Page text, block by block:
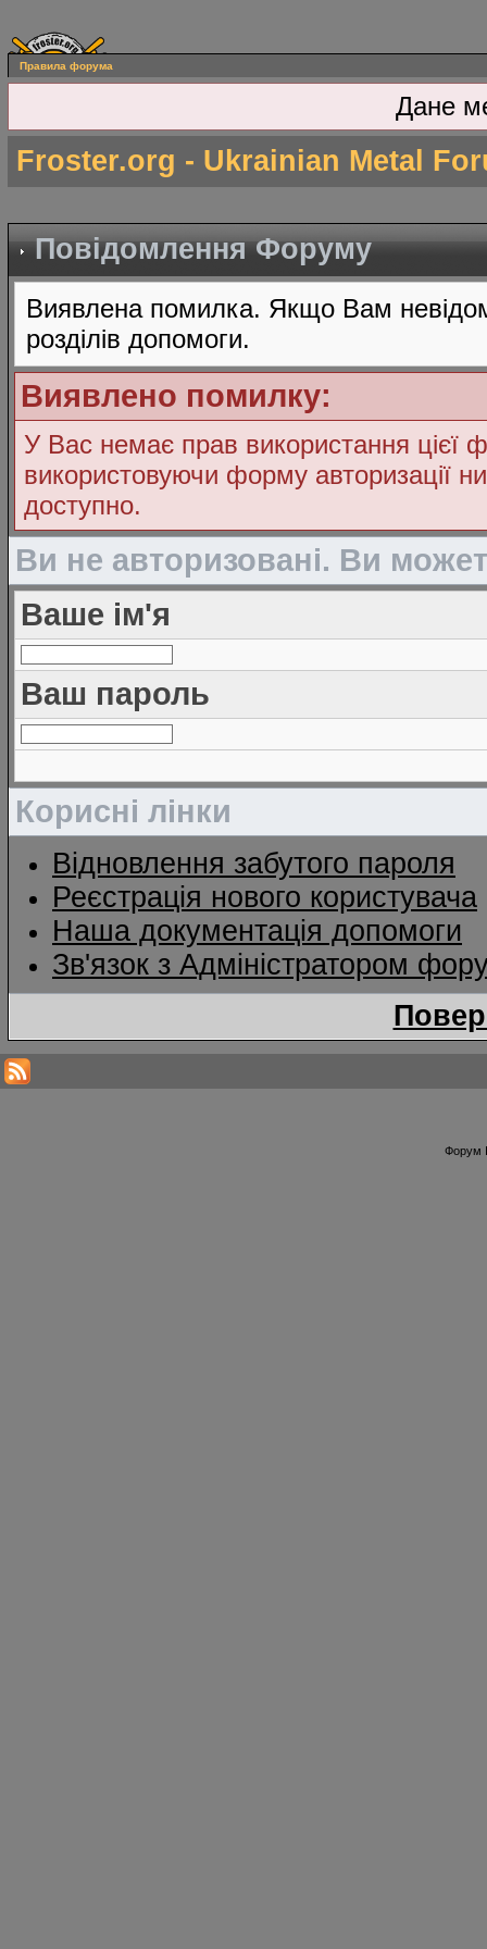
Правила форума
Дане
Froster.org - Ukrainian Metal
Повідомлення Форуму
Виявлена помилка. Якщо Вам
розділів допомоги.
Виявлено помилку:
У Вас немає прав використання цієї
використовуючи форму авторизації
доступно.
Ви не авторизовані. Ви
Ваше ім'я
Ваш пароль
Корисні лінки
Відновлення забутого пароля
Реєстрація нового користувача
Наша документація допомоги
Зв'язок з Адміністратором
Форум